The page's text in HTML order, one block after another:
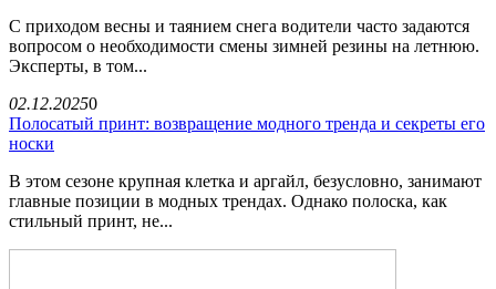
С приходом весны и таянием снега водители часто задаются
вопросом о необходимости смены зимней резины на летнюю.
Эксперты, в том...
02.12.20250
Полосатый принт: возвращение модного тренда и секреты его
носки
В этом сезоне крупная клетка и аргайл, безусловно, занимают
главные позиции в модных трендах. Однако полоска, как
стильный принт, не...